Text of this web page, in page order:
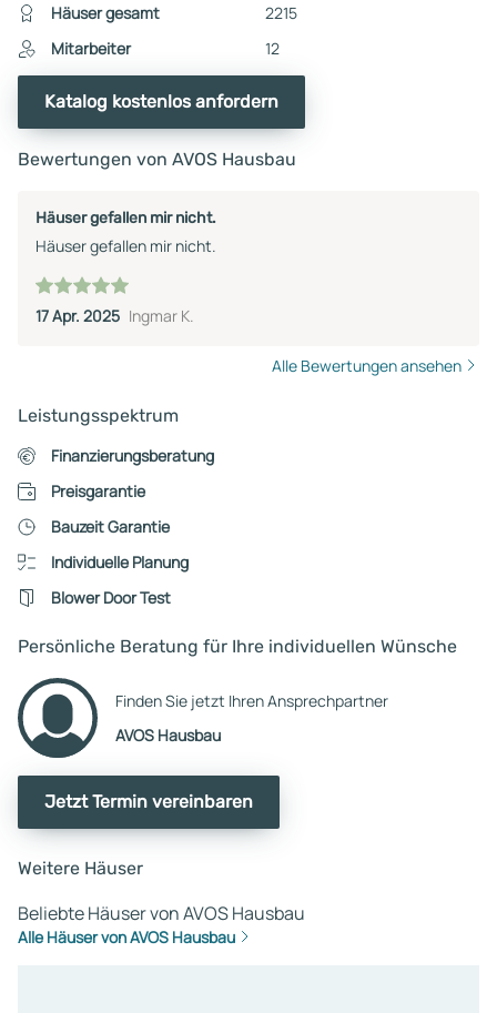
Häuser gesamt
2215
Mitarbeiter
12
Katalog kostenlos anfordern
Bewertungen von AVOS Hausbau
Häuser gefallen mir nicht.
Häuser gefallen mir nicht.
17 Apr. 2025 Ingmar K.
Alle Bewertungen ansehen
Leistungsspektrum
Finanzierungsberatung
Preisgarantie
Bauzeit Garantie
Individuelle Planung
Blower Door Test
Persönliche Beratung für Ihre individuellen Wünsche
Finden Sie jetzt Ihren Ansprechpartner
AVOS Hausbau
Jetzt Termin vereinbaren
Weitere Häuser
Beliebte Häuser von AVOS Hausbau
Alle Häuser von AVOS Hausbau